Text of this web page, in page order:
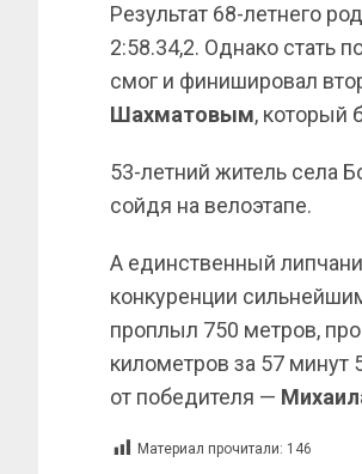
Результат 68-летнего
2:58.34,2. Однако стать
смог и финишировал
Шахматовым, который
53-летний житель села
сойдя на велоэтапе.
А единственный
конкуренции
проплыл 750 метров,
километров за 57 минут
от победителя —
Материал прочитали: 146